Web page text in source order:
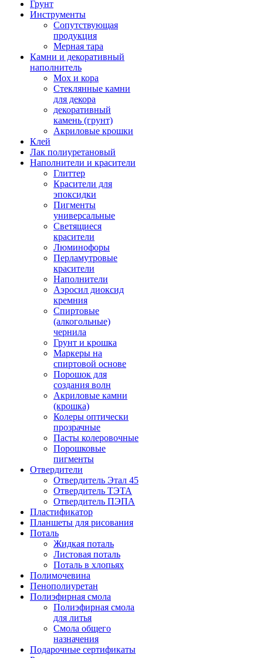
Грунт
Инструменты
Сопутствующая
продукция
Мерная тара
Камни и декоративный
наполнитель
Мох и кора
Стеклянные камни
для декора
декоративный
камень (грунт)
Акриловые крошки
Клей
Лак полиуретановый
Наполнители и красители
Глиттер
Красители для
эпоксидки
Пигменты
универсальные
Светящиеся
красители
Люминофоры
Перламутровые
красители
Наполнители
Аэросил диоксид
кремния
Спиртовые
(алкогольные)
чернила
Грунт и крошка
Маркеры на
спиртовой основе
Порошок для
создания волн
Акриловые камни
(крошка)
Колеры оптически
прозрачные
Пасты колеровочные
Порошковые
пигменты
Отвердители
Отвердитель Этал 45
Отвердитель ТЭТА
Отвердитель ПЭПА
Пластификатор
Планшеты для рисования
Поталь
Жидкая поталь
Листовая поталь
Поталь в хлопьях
Полимочевина
Пенополиуретан
Полиэфирная смола
Полиэфирная смола
для литья
Смола общего
назначения
Подарочные сертификаты